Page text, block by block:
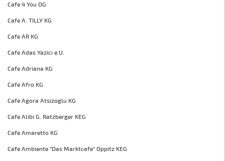
Cafe 4 You OG
Cafe A. TILLY KG
Cafe AR KG
Cafe Adas Yazici e.U.
Cafe Adriana KG
Cafe Afro KG
Cafe Agora Atsizoglu KG
Cafe Alibi G. Ratzberger KEG
Cafe Amaretto KG
Cafe Ambiente "Das Marktcafe" Oppitz KEG